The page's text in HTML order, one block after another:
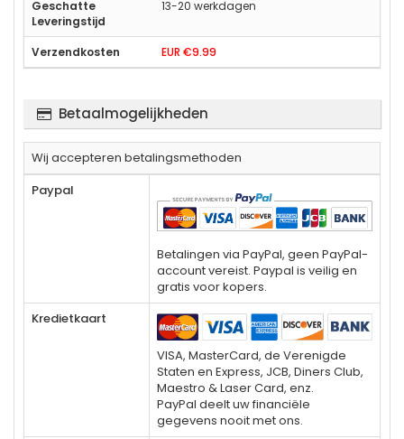
13-20 werkdagen
EUR €9.99
Betaalmogelijkheden
Wij accepteren betalingsmethoden
Paypal
Betalingen via PayPal, geen PayPal-
account vereist. Paypal is veilig en
gratis voor kopers.
Kredietkaart
VISA, MasterCard, de Verenigde
Staten en Express, JCB, Diners Club,
Maestro & Laser Card, enz.
PayPal deelt uw financiële
gegevens nooit met ons.